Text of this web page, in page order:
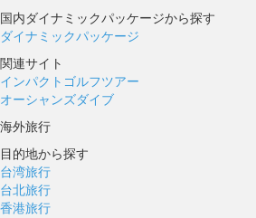
国内ダイナミックパッケージから探す
ダイナミックパッケージ
関連サイト
インパクトゴルフツアー
オーシャンズダイブ
海外旅行
目的地から探す
台湾旅行
台北旅行
香港旅行